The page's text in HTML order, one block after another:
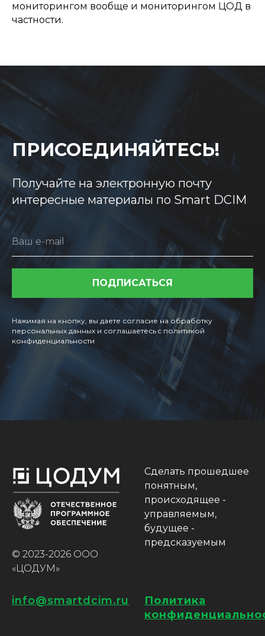
мониторингом вообще и мониторингом ЦОД в
частности.
ПРИСОЕДИНЯЙТЕСЬ!
Получайте на электронную почту
интересные материалы по Smart DCIM
Ваш e-mail
ПОДПИСАТЬСЯ
Нажимая на кнопку, вы даете согласие на обработку
персональных данных и соглашаетесь c политикой
конфиденциальности
© 2023-2026 ООО
«ЦОДУМ»
Сделать прошедшее
понятным,
происходящее -
управляемым,
будущее -
предсказуемым
info@smartdcim.ru
Политика